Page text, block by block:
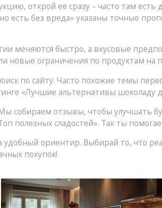
открой её сразу – часто там
есть без вреда» указаны точные
меняются быстро, а вкусовые
новые ограничения по продуктам на
по сайту. Часто похожие темы
«Лучшие альтернативы шоколаду
собираем отзывы, чтобы улучшать
полезных сладостей». Так ты
ориентир. Выбирай то, что
покупок!